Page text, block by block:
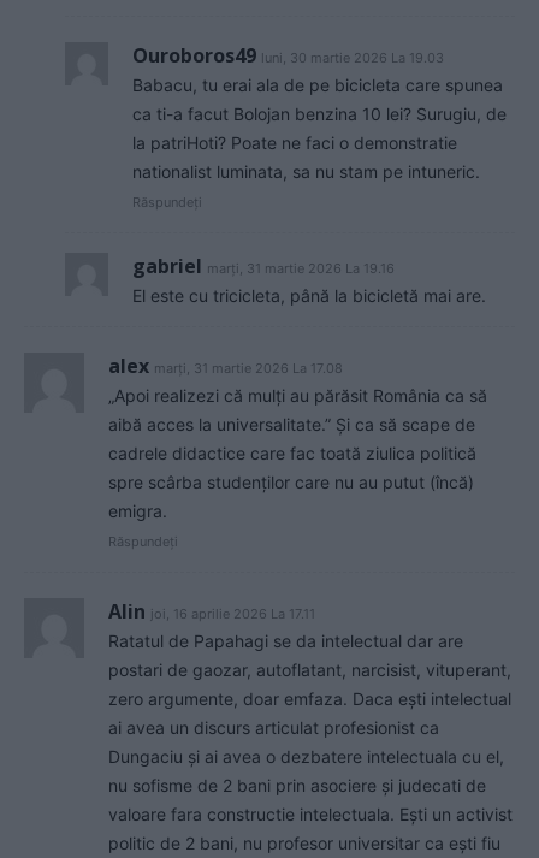
Ouroboros49 luni, 30 martie 2026 La 19.03
Babacu, tu erai ala de pe bicicleta care spunea
ca ti-a facut Bolojan benzina 10 lei? Surugiu, de
la patriHoti? Poate ne faci o demonstratie
nationalist luminata, sa nu stam pe intuneric.
Răspundeți
gabriel marți, 31 martie 2026 La 19.16
El este cu tricicleta, până la bicicletă mai are.
alex marți, 31 martie 2026 La 17.08
„Apoi realizezi că mulți au părăsit România ca să
aibă acces la universalitate.” Și ca să scape de
cadrele didactice care fac toată ziulica politică
spre scârba studenților care nu au putut (încă)
emigra.
Răspundeți
Alin joi, 16 aprilie 2026 La 17.11
Ratatul de Papahagi se da intelectual dar are
postari de gaozar, autoflatant, narcisist, vituperant,
zero argumente, doar emfaza. Daca ești intelectual
ai avea un discurs articulat profesionist ca
Dungaciu și ai avea o dezbatere intelectuala cu el,
nu sofisme de 2 bani prin asociere și judecati de
valoare fara constructie intelectuala. Ești un activist
politic de 2 bani, nu profesor universitar ca ești fiu